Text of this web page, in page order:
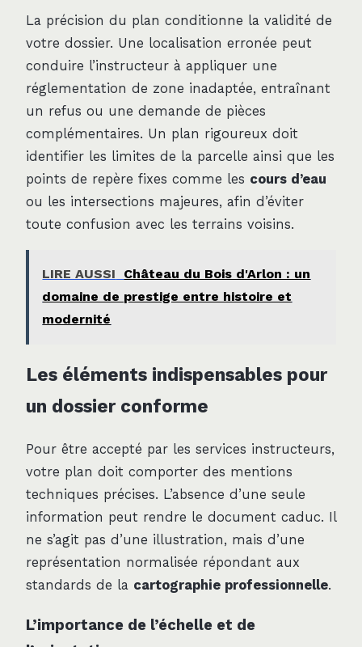
La précision du plan conditionne la validité de
votre dossier. Une localisation erronée peut
conduire l’instructeur à appliquer une
réglementation de zone inadaptée, entraînant
un refus ou une demande de pièces
complémentaires. Un plan rigoureux doit
identifier les limites de la parcelle ainsi que les
points de repère fixes comme les cours d’eau
ou les intersections majeures, afin d’éviter
toute confusion avec les terrains voisins.
LIRE AUSSI
Château du Bois d'Arlon : un
domaine de prestige entre histoire et
modernité
Les éléments indispensables pour
un dossier conforme
Pour être accepté par les services instructeurs,
votre plan doit comporter des mentions
techniques précises. L’absence d’une seule
information peut rendre le document caduc. Il
ne s’agit pas d’une illustration, mais d’une
représentation normalisée répondant aux
standards de la cartographie professionnelle.
L’importance de l’échelle et de